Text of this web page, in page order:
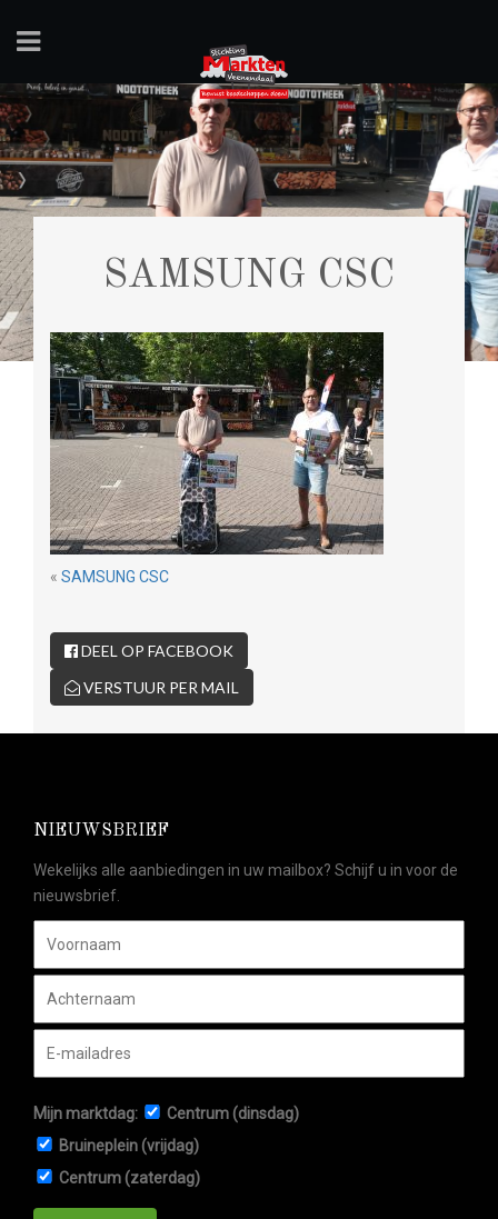
SAMSUNG CSC
« SAMSUNG CSC
DEEL OP FACEBOOK
VERSTUUR PER MAIL
NIEUWSBRIEF
Wekelijks alle aanbiedingen in uw mailbox? Schijf u in voor de
nieuwsbrief.
Mijn marktdag:
Centrum (dinsdag)
Bruineplein (vrijdag)
Centrum (zaterdag)